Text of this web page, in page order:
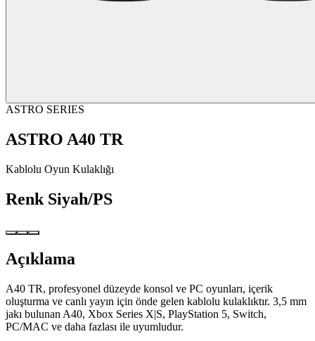
ASTRO SERIES
ASTRO A40 TR
Kablolu Oyun Kulaklığı
Renk Siyah/PS
Açıklama
A40 TR, profesyonel düzeyde konsol ve PC oyunları, içerik
oluşturma ve canlı yayın için önde gelen kablolu kulaklıktır. 3,5 mm
jakı bulunan A40, Xbox Series X|S, PlayStation 5, Switch,
PC/MAC ve daha fazlası ile uyumludur.